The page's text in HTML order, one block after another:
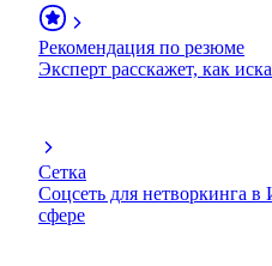
Рекомендация по резюме
Эксперт расскажет, как
Сетка
Соцсеть для нетворкинга
сфере